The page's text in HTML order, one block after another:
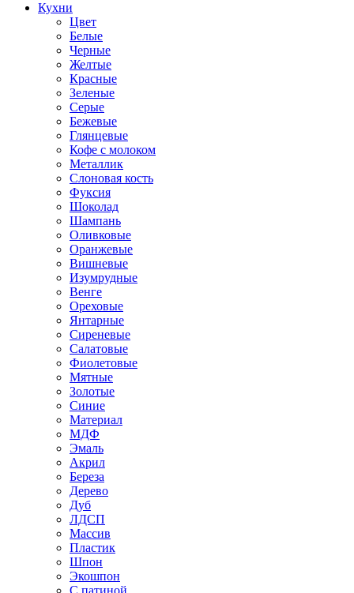
Кухни
Цвет
Белые
Черные
Желтые
Красные
Зеленые
Серые
Бежевые
Глянцевые
Кофе с молоком
Металлик
Слоновая кость
Фуксия
Шоколад
Шампань
Оливковые
Оранжевые
Вишневые
Изумрудные
Венге
Ореховые
Янтарные
Сиреневые
Салатовые
Фиолетовые
Мятные
Золотые
Синие
Материал
МДФ
Эмаль
Акрил
Береза
Дерево
Дуб
ЛДСП
Массив
Пластик
Шпон
Экошпон
С патиной